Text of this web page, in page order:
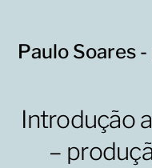
Paulo Soares
Introdução
–